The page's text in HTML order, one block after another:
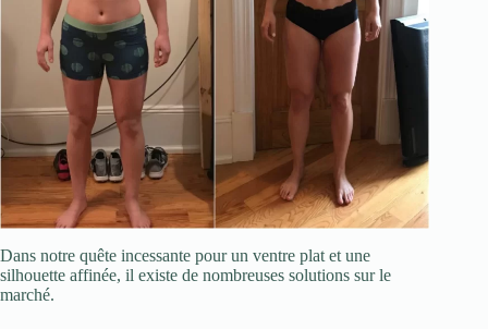
Dans notre quête incessante pour un ventre plat et une
silhouette affinée, il existe de nombreuses solutions sur le
marché.